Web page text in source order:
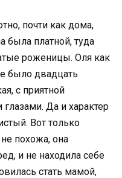
почти как дома,
была платной, туда
роженицы. Оля как
было двадцать
с приятной
Да и характер
Вот только
похожа, она
и не находила себе
стать мамой,